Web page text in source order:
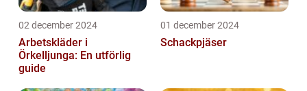
02 december 2024
Arbetskläder i
Örkelljunga: En utförlig
guide
01 december 2024
Schackpjäser